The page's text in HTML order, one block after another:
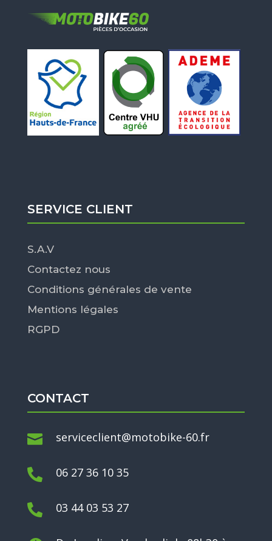
SERVICE CLIENT
S.A.V
Contactez nous
Conditions générales de vente
Mentions légales
RGPD
CONTACT
 serviceclient@motobike-60.fr
 06 27 36 10 35
 03 44 03 53 27